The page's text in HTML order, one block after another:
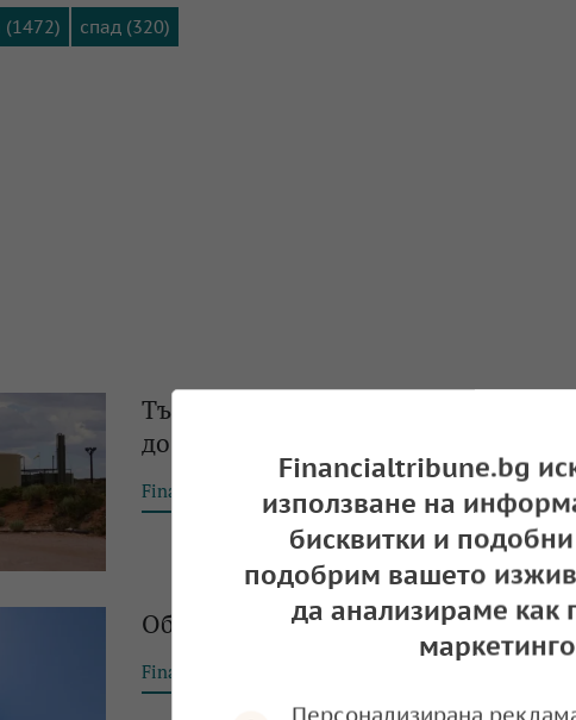
(1472) спад (320)
Търговското напрежение САЩ-
до най-ниското ниво от над четири
Financial Tribune
Обрат с цените на петрола
Financial Tribune
Financialtribune.bg
използване на
бисквитки и
подобрим вашето
да анализираме как